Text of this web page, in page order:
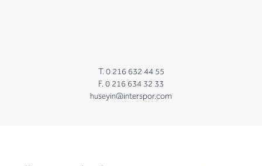
T. 0 216 632 44 55
F. 0 216 634 32 33
huseyin@interspor.com